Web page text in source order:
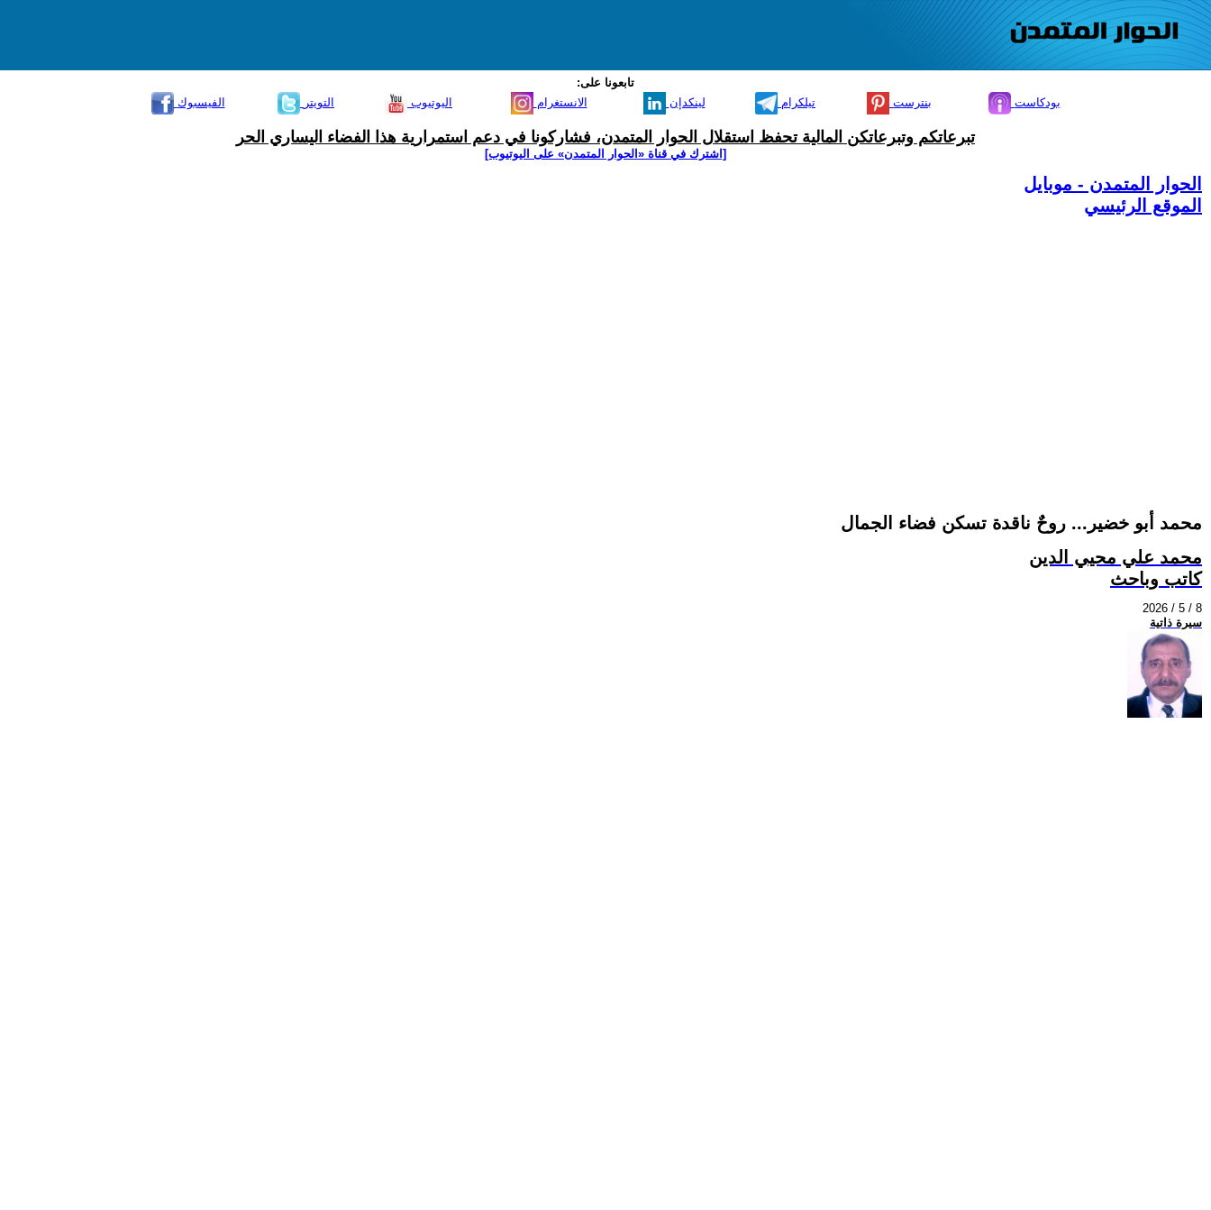
تابعونا على:
الفيسبوك
التويتر اليوتيوب الانستغرام لينكدإن تيلكرام بنترست بودكاست
تبرعاتكم وتبرعاتكن المالية تحفظ استقلال الحوار المتمدن، فشاركونا في دعم استمرارية هذا الفضاء اليساري الحر
[اشترك في قناة ‫«الحوار المتمدن» على اليوتيوب]
الحوار المتمدن - موبايل
الموقع الرئيسي
محمد أبو خضير... روحٌ ناقدة تسكن فضاء الجمال
محمد علي محيي الدين
كاتب وباحث
2026 / 5 / 8
سيرة ذاتية